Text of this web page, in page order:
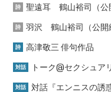
詩 聖遠耳 鶴山裕司（公
詩 羽沢 鶴山裕司（公開
詩 高津敬三 俳句作品
対話 トーク@セクシュ
対話 対話『エンニスの誘